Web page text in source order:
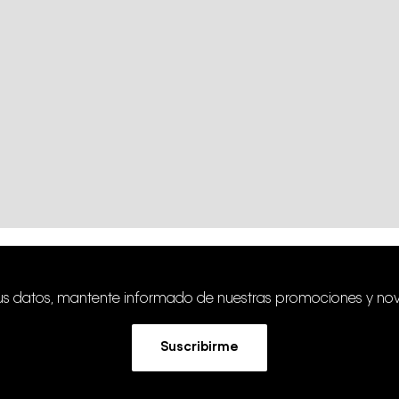
datos, mantente informado de nuestras promociones y
Suscribirme